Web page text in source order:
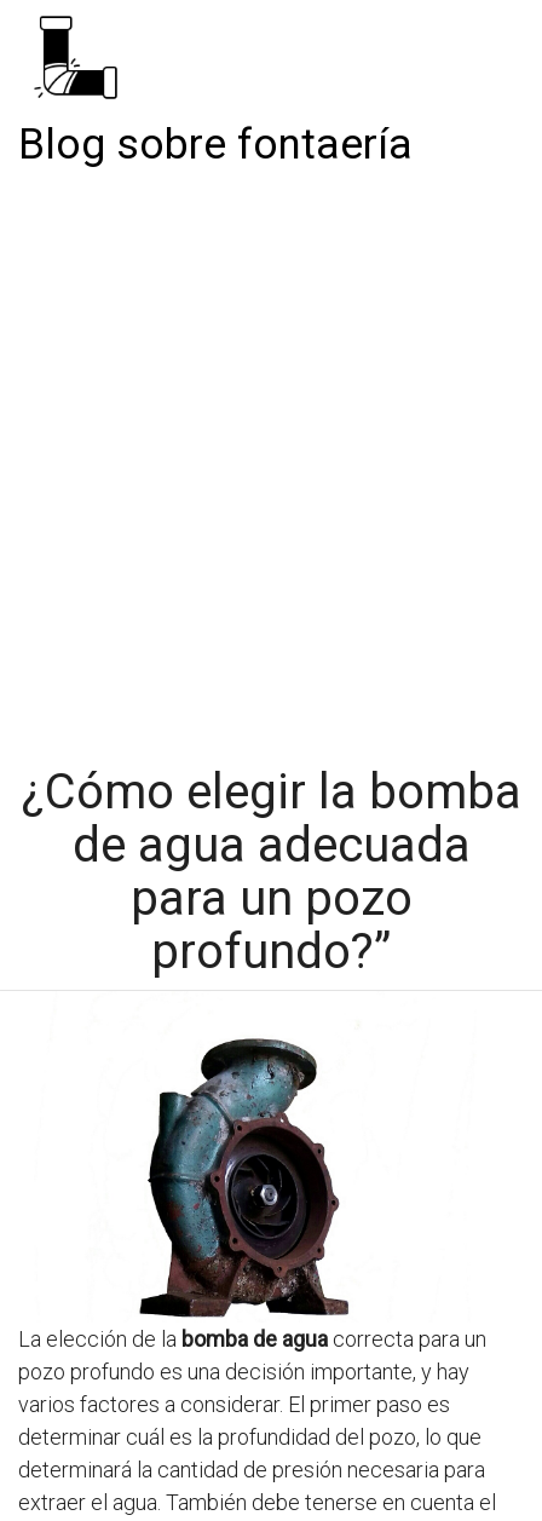
Blog sobre fontaería
¿Cómo elegir la bomba
de agua adecuada
para un pozo
profundo?”
La elección de la bomba de agua correcta para un
pozo profundo es una decisión importante, y hay
varios factores a considerar. El primer paso es
determinar cuál es la profundidad del pozo, lo que
determinará la cantidad de presión necesaria para
extraer el agua. También debe tenerse en cuenta el